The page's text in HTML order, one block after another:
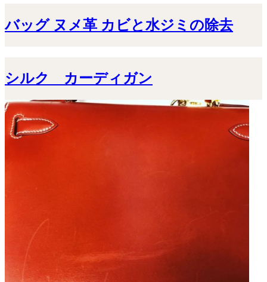
バッグ ヌメ革 カビと水ジミの除去
シルク カーディガン